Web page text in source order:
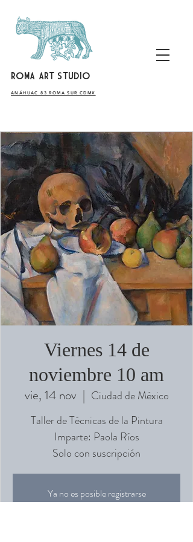
ROMA ART STUDIO
​ANÁHUAC 83 ROMA SUR CDMX
Viernes 14 de
noviembre 10 am
vie, 14 nov
  |
Ciudad de México
Taller de Técnicas de la Pintura
Imparte: Paola Ríos
Solo con suscripción
Ya no es posible registrarse